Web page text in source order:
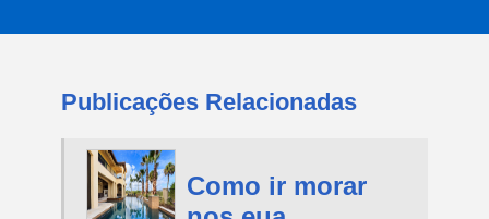
Publicações Relacionadas
Como ir morar